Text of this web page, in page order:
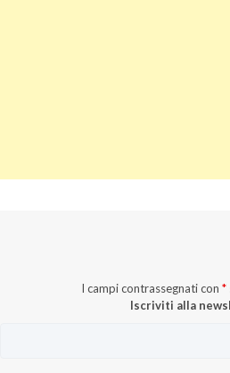
I campi contrassegnati con *
Iscriviti alla